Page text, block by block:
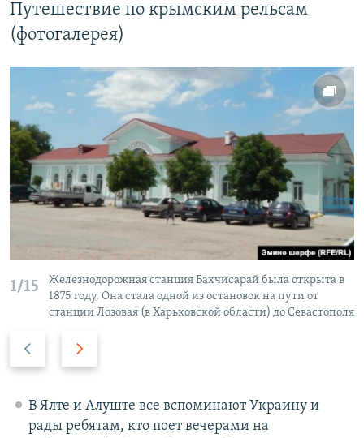
Путешествие по крымским рельсам
(фотогалерея)
1/15
Железнодорожная станция Бахчисарай была открыта в
1875 году. Она стала одной из остановок на пути от
станции Лозовая (в Харьковской области) до Севастополя
д
д
у
В Ялте и Алуште все вспоминают Украину и
рады ребятам, кто поет вечерами на